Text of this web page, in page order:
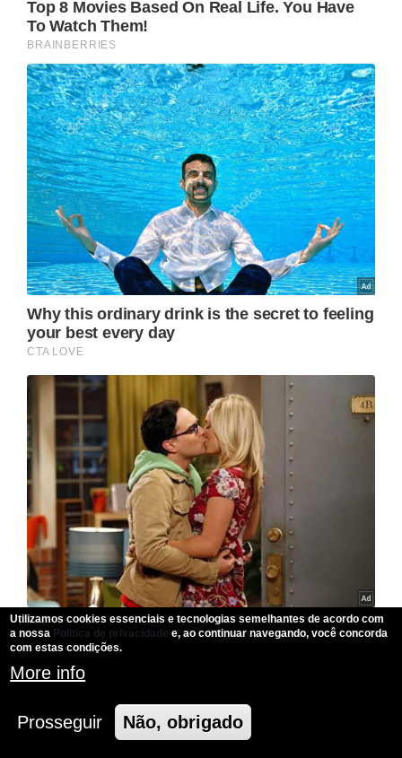
Utilizamos cookies essenciais e tecnologias semelhantes de acordo com
a nossa Politica de privacidade e, ao continuar navegando, você concorda
com estas condições.
More info
Prosseguir Não, obrigado